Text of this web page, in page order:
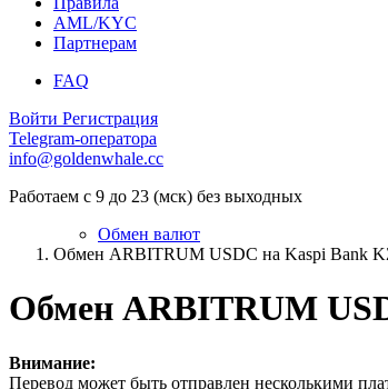
AML/KYC
Партнерам
FAQ
Войти Регистрация
Telegram-оператора
info@goldenwhale.cc
Работаем с 9 до 23 (мск) без выходных
Обмен валют
Обмен ARBITRUM USDC на Kaspi Bank
Обмен ARBITRUM
Внимание:
Перевод может быть отправлен несколькими